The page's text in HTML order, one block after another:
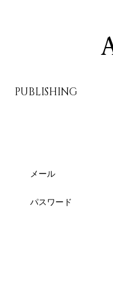
PUBLISHING
メール
パスワード